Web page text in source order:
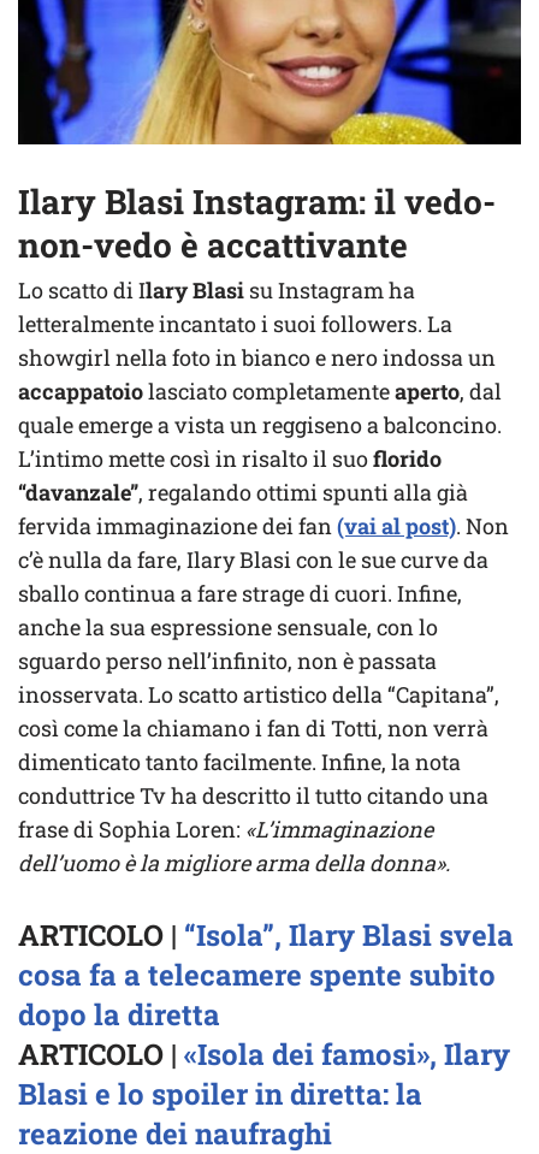
Ilary Blasi Instagram: il vedo-
non-vedo è accattivante
Lo scatto di Ilary Blasi su Instagram ha
letteralmente incantato i suoi followers. La
showgirl nella foto in bianco e nero indossa un
accappatoiolasciato completamenteaperto, dal
quale emerge a vista un reggiseno a balconcino.
L’intimo mette così in risalto il suoflorido
“davanzale”, regalando ottimi spunti alla già
fervida immaginazione dei fan (vai al post). Non
c’è nulla da fare, Ilary Blasi con le sue curve da
sballo continua a fare strage di cuori. Infine,
anche la sua espressione sensuale, con lo
sguardo perso nell’infinito, non è passata
inosservata. Lo scatto artistico della “Capitana”,
così come la chiamano i fan di Totti, non verrà
dimenticato tanto facilmente. Infine, la nota
conduttrice Tv ha descritto il tutto citando una
frase di Sophia Loren: «L’immaginazione
dell’uomo è la migliore arma della donna».
ARTICOLO | “Isola”, Ilary Blasi svela
cosa fa a telecamere spente subito
dopo la diretta
ARTICOLO | «Isola dei famosi», Ilary
Blasi e lo spoiler in diretta: la
reazione dei naufraghi